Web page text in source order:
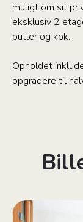
muligt om sit
eksklusiv 2
butler og kok.
Opholdet
opgradere til